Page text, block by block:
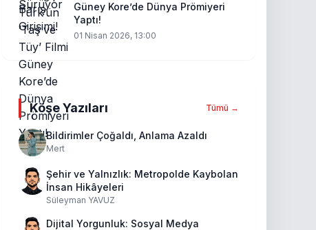
Güney Kore’de Dünya Prömiyeri
Yaptı!
01 Nisan 2026, 13:00
Köşe Yazıları Tümü →
Bildirimler Çoğaldı, Anlama Azaldı
Mert
Şehir ve Yalnızlık: Metropolde Kaybolan
İnsan Hikâyeleri
Süleyman YAVUZ
Dijital Yorgunluk: Sosyal Medya